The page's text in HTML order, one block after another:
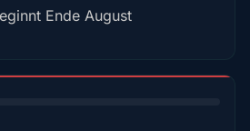
Ende August